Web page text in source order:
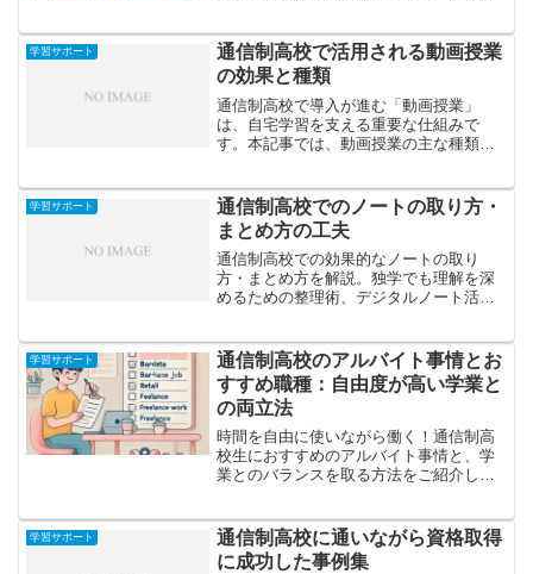
学習サポート
通信制高校で活用される動画授業
の効果と種類
通信制高校で導入が進む「動画授業」
は、自宅学習を支える重要な仕組みで
す。本記事では、動画授業の主な種類や
学習サポート
通信制高校でのノートの取り方・
まとめ方の工夫
通信制高校での効果的なノートの取り
方・まとめ方を解説。独学でも理解を深
めるための整理術、デジタルノート活用
学習サポート
通信制高校のアルバイト事情とお
すすめ職種：自由度が高い学業と
の両立法
時間を自由に使いながら働く！通信制高
校生におすすめのアルバイト事情と、学
業とのバランスを取る方法をご紹介しま
通信制高校では、毎日登校する必要がな
くアルバイトが自由にでき...
学習サポート
通信制高校に通いながら資格取得
に成功した事例集